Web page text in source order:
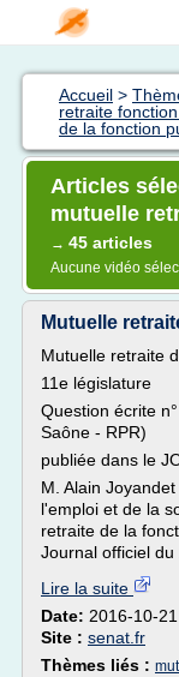
Accueil >
retraite
de la fonction
Articles
mutuelle
→ 45 articles
Aucune vidéo
Mutuelle
Mutuelle retraite
11e législature
Question écrite
Saône - RPR)
publiée dans le
M. Alain
l'emploi et de la
retraite de la
Journal officiel du
Lire la suite
Date: 2016-10-
Site : senat.fr
Thèmes liés :